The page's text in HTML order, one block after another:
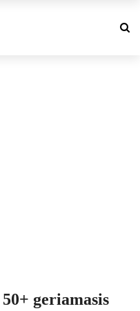
geriamasis